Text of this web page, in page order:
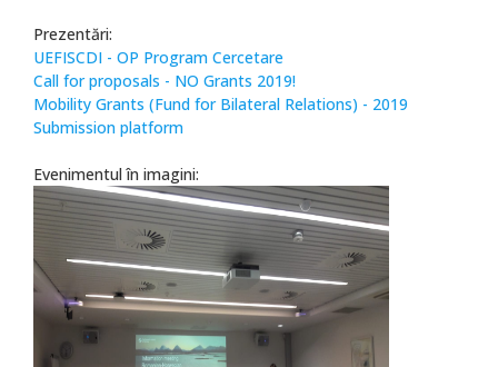
Prezentări:
UEFISCDI - OP Program Cercetare
Call for proposals - NO Grants 2019!
Mobility Grants (Fund for Bilateral Relations) - 2019
Submission platform
Evenimentul în imagini: